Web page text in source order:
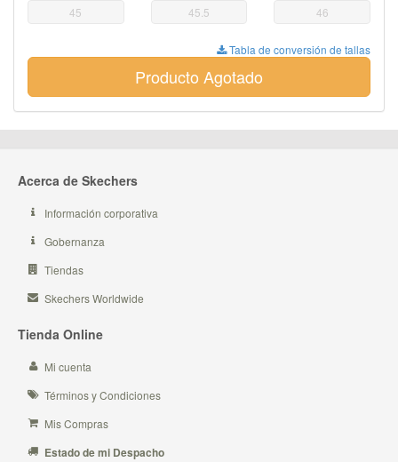
45 45.5 46
Tabla de conversión de tallas
Producto Agotado
Acerca de Skechers
Información corporativa
Gobernanza
Tiendas
Skechers Worldwide
Tienda Online
Mi cuenta
Términos y Condiciones
Mis Compras
Estado de mi Despacho